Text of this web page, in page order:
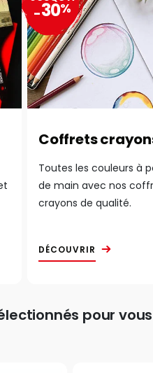
Coffrets
Toutes les couleurs à
de main avec nos
crayons de qualité.
DÉCOUVRIR
-30%
pour vous